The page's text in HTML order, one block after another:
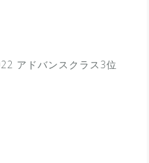
アドバンスクラス3位